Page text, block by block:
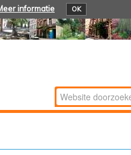
informatie OK
Zoek
Geavanceerd